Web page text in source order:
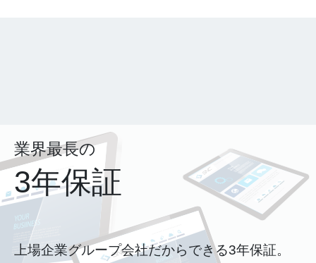
業界最長の
3年保証
上場企業グループ会社だからできる3年保証。